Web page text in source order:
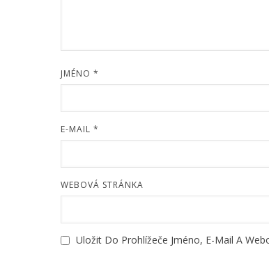
JMÉNO *
E-MAIL *
WEBOVÁ STRÁNKA
Uložit Do Prohlížeče Jméno, E-Mail A